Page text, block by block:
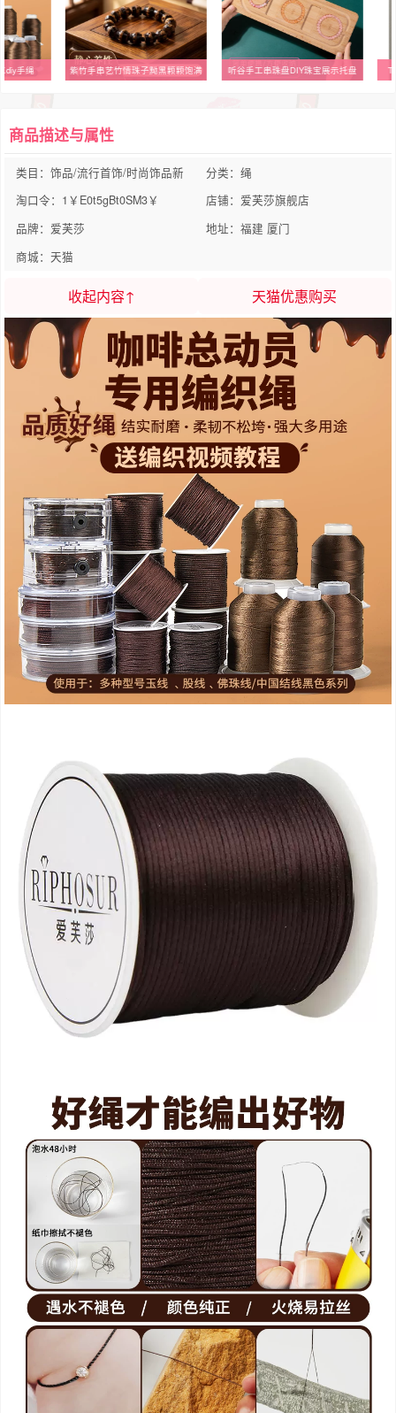
diy手绳 紫竹手串艺竹情珠子黝黑颗颗饱满 听谷手工串珠盘DIY珠宝展示托盘
商品描述与属性
类目：饰品/流行首饰/时尚饰品新
分类：绳
淘口令：1￥E0t5gBt0SM3￥
店铺：爱芙莎旗舰店
品牌：爱芙莎
地址：福建 厦门
商城：天猫
收起内容↑ 天猫优惠购买